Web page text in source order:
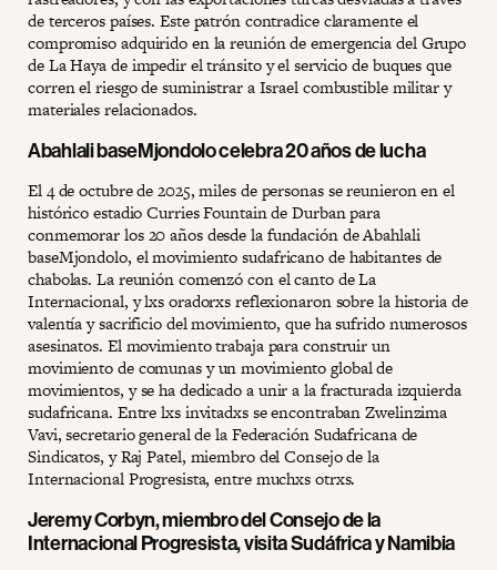
de terceros países. Este patrón contradice claramente el
compromiso adquirido en la reunión de emergencia del Grupo
de La Haya de impedir el tránsito y el servicio de buques que
corren el riesgo de suministrar a Israel combustible militar y
materiales relacionados.
Abahlali baseMjondolo celebra 20 años de lucha
El 4 de octubre de 2025, miles de personas se reunieron en el
histórico estadio Curries Fountain de Durban para
conmemorar los 20 años desde la fundación de Abahlali
baseMjondolo, el movimiento sudafricano de habitantes de
chabolas. La reunión comenzó con el canto de La
Internacional, y lxs oradorxs reflexionaron sobre la historia de
valentía y sacrificio del movimiento, que ha sufrido numerosos
asesinatos. El movimiento trabaja para construir un
movimiento de comunas y un movimiento global de
movimientos, y se ha dedicado a unir a la fracturada izquierda
sudafricana. Entre lxs invitadxs se encontraban Zwelinzima
Vavi, secretario general de la Federación Sudafricana de
Sindicatos, y Raj Patel, miembro del Consejo de la
Internacional Progresista, entre muchxs otrxs.
Jeremy Corbyn, miembro del Consejo de la
Internacional Progresista, visita Sudáfrica y Namibia